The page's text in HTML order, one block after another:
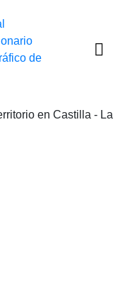
en Castilla - La